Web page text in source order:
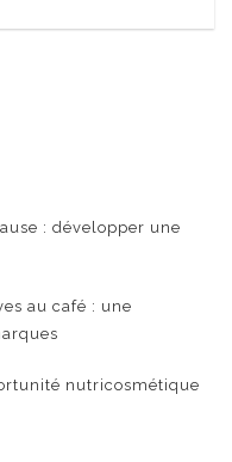
: développer une
au café : une
nutricosmétique